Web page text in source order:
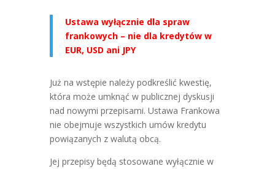
Ustawa wyłącznie dla spraw
frankowych – nie dla kredytów w
EUR, USD ani JPY
Już na wstępie należy podkreślić kwestię,
która może umknąć w publicznej dyskusji
nad nowymi przepisami. Ustawa Frankowa
nie obejmuje wszystkich umów kredytu
powiązanych z walutą obcą.
Jej przepisy będą stosowane wyłącznie w